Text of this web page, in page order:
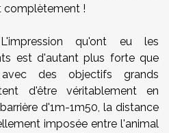
complètement !
qu'ont eu les
est d'autant plus forte que
des objectifs grands
d'être véritablement en
d'1m-1m50, la distance
imposée entre l'animal